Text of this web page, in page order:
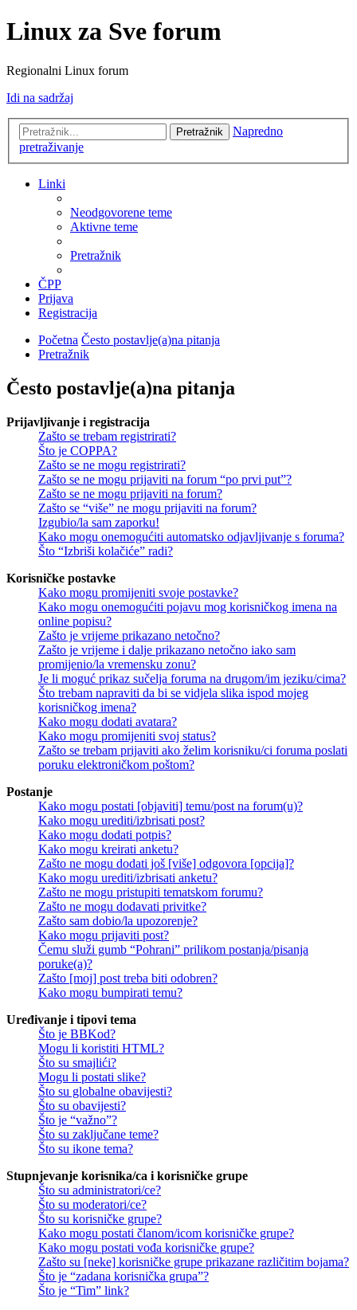
Linux za Sve forum
Regionalni Linux forum
Idi na sadržaj
Pretražnik
Napredno
pretraživanje
Linki
Neodgovorene teme
Aktivne teme
Pretražnik
ČPP
Prijava
Registracija
Početna Često postavlje(a)na pitanja
Pretražnik
Često postavlje(a)na pitanja
Prijavljivanje i registracija
Zašto se trebam registrirati?
Što je COPPA?
Zašto se ne mogu registrirati?
Zašto se ne mogu prijaviti na forum “po prvi put”?
Zašto se ne mogu prijaviti na forum?
Zašto se “više” ne mogu prijaviti na forum?
Izgubio/la sam zaporku!
Kako mogu onemogućiti automatsko odjavljivanje s foruma?
Što “Izbriši kolačiće” radi?
Korisničke postavke
Kako mogu promijeniti svoje postavke?
Kako mogu onemogućiti pojavu mog korisničkog imena na
online popisu?
Zašto je vrijeme prikazano netočno?
Zašto je vrijeme i dalje prikazano netočno iako sam
promijenio/la vremensku zonu?
Je li moguć prikaz sučelja foruma na drugom/im jeziku/cima?
Što trebam napraviti da bi se vidjela slika ispod mojeg
korisničkog imena?
Kako mogu dodati avatara?
Kako mogu promijeniti svoj status?
Zašto se trebam prijaviti ako želim korisniku/ci foruma poslati
poruku elektroničkom poštom?
Postanje
Kako mogu postati [objaviti] temu/post na forum(u)?
Kako mogu urediti/izbrisati post?
Kako mogu dodati potpis?
Kako mogu kreirati anketu?
Zašto ne mogu dodati još [više] odgovora [opcija]?
Kako mogu urediti/izbrisati anketu?
Zašto ne mogu pristupiti tematskom forumu?
Zašto ne mogu dodavati privitke?
Zašto sam dobio/la upozorenje?
Kako mogu prijaviti post?
Čemu služi gumb “Pohrani” prilikom postanja/pisanja
poruke(a)?
Zašto [moj] post treba biti odobren?
Kako mogu bumpirati temu?
Uređivanje i tipovi tema
Što je BBKod?
Mogu li koristiti HTML?
Što su smajlići?
Mogu li postati slike?
Što su globalne obavijesti?
Što su obavijesti?
Što je “važno”?
Što su zaključane teme?
Što su ikone tema?
Stupnjevanje korisnika/ca i korisničke grupe
Što su administratori/ce?
Što su moderatori/ce?
Što su korisničke grupe?
Kako mogu postati članom/icom korisničke grupe?
Kako mogu postati vođa korisničke grupe?
Zašto su [neke] korisničke grupe prikazane različitim bojama?
Što je “zadana korisnička grupa”?
Što je “Tim” link?